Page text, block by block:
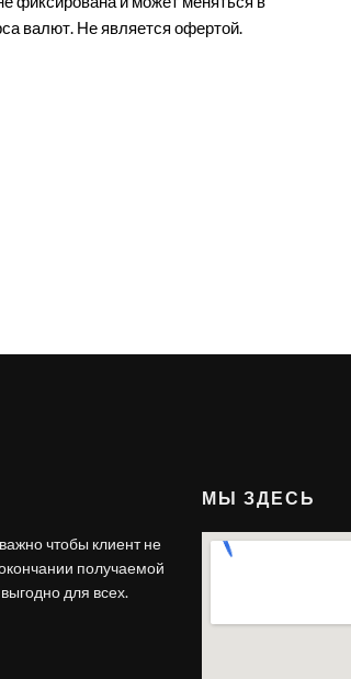
валют. Не является офертой.
чтобы клиент не
получаемой
для всех.
МЫ ЗДЕСЬ